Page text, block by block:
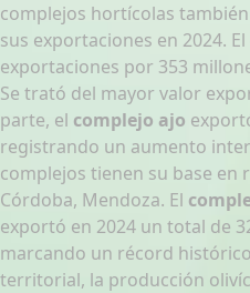
complejos hortícolas
sus exportaciones en 2024. El
exportaciones por 353
Se trató del mayor valor
parte, el complejo ajo
registrando un aumento
complejos tienen su base en
Córdoba, Mendoza. El
exportó en 2024 un total de
marcando un récord
territorial, la producción